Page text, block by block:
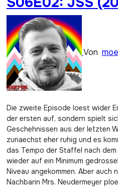
Von
Die zweite Episode loest wider Erwarten nicht den Cliffhanger
der ersten auf, sondern spielt
Geschehnissen aus der letzten
zunaechst eher ruhig und es
das Tempo der Staffel nach
wieder auf ein Minimum
Niveau angekommen. Aber auch
Nachbarin Mrs. Neudermeyer